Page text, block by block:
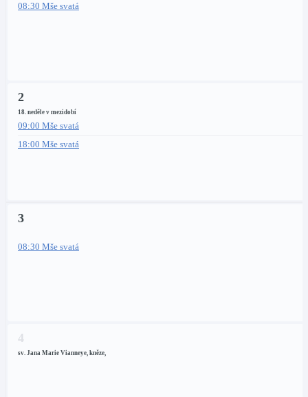
08:30 Mše svatá
2
18. neděle v mezidobí
09:00 Mše svatá
18:00 Mše svatá
3
08:30 Mše svatá
4
sv. Jana Marie Vianneye, kněze,